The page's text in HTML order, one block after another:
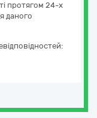
протягом 24-х
даного